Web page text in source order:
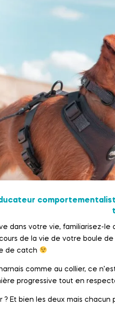
dans votre vie, familiarisez-le
de la vie de votre boule
de catch
comme au collier, ce
progressive tout en
? Et bien les deux mais